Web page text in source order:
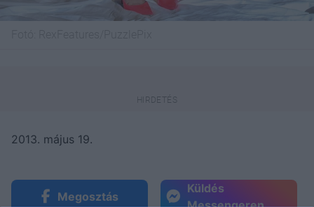
2013. május 19.
Megosztás
Küldés